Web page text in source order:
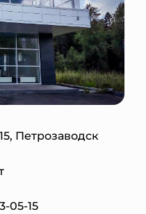
Петрозаводск
05-15